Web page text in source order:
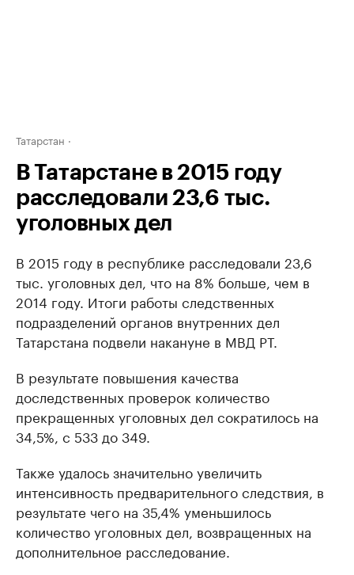
Татарстан
В Татарстане в 2015 году
расследовали 23,6 тыс.
уголовных дел
В 2015 году в республике расследовали 23,6
тыс. уголовных дел, что на 8% больше, чем в
2014 году. Итоги работы следственных
подразделений органов внутренних дел
Татарстана подвели накануне в МВД РТ.
В результате повышения качества
доследственных проверок количество
прекращенных уголовных дел сократилось на
34,5%, с 533 до 349.
Также удалось значительно увеличить
интенсивность предварительного следствия, в
результате чего на 35,4% уменьшилось
количество уголовных дел, возвращенных на
дополнительное расследование.